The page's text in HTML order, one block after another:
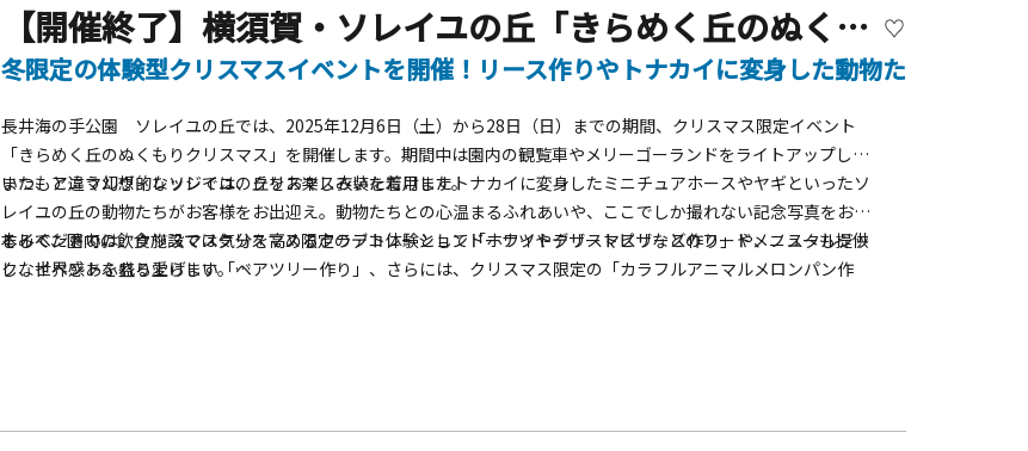
【開催終了】横須賀・ソレイユの丘「きらめく丘のぬくもりクリスマス」
冬限定の体験型クリスマスイベントを開催！リース作りやトナカイに変身した動物たちとのふ
長井海の手公園 ソレイユの丘では、2025年12月6日（土）から28日（日）までの期間、クリスマス限定イベント
「きらめく丘のぬくもりクリスマス」を開催します。期間中は園内の観覧車やメリーゴーランドをライトアップし、
いつもと違う幻想的なソレイユの丘をお楽しみいただけます。
本イベントでは、クリスマス気分を高めるクラフト体験として「ホワイトクリスマスリース作り」や、ノスタルジッ
クな世界感あふれる愛らしい「ベアツリー作り」、さらには、クリスマス限定の「カラフルアニマルメロンパン作
また、アニマルヴィレッジでは、クリスマス衣装を着用したトナカイに変身したミニチュアホースやヤギといったソ
レイユの丘の動物たちがお客様をお出迎え。動物たちとの心温まるふれあいや、ここでしか撮れない記念写真をお楽
しみください。
そして、園内の飲食施設ではクリスマス限定のデコレーションドーナツやデザートピザなどのフードメニューも提供
し、イベントを盛り上げます。